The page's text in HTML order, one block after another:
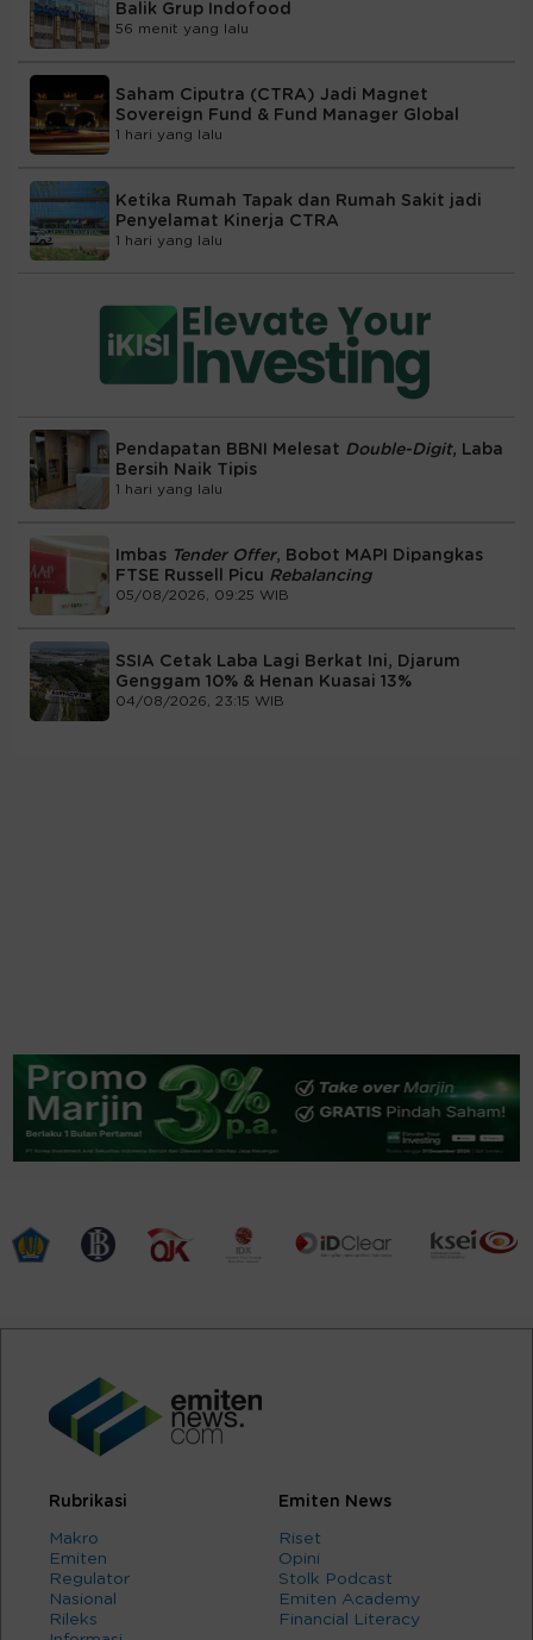
Balik Grup Indofood
56 menit yang lalu
Saham Ciputra (CTRA) Jadi Magnet
Sovereign Fund & Fund Manager Global
1 hari yang lalu
Ketika Rumah Tapak dan Rumah Sakit jadi
Penyelamat Kinerja CTRA
1 hari yang lalu
Pendapatan BBNI Melesat Double-Digit, Laba
Bersih Naik Tipis
1 hari yang lalu
Imbas Tender Offer, Bobot MAPI Dipangkas
FTSE Russell Picu Rebalancing
05/08/2026, 09:25 WIB
SSIA Cetak Laba Lagi Berkat Ini, Djarum
Genggam 10% & Henan Kuasai 13%
04/08/2026, 23:15 WIB
Rubrikasi
Makro
Emiten
Regulator
Nasional
Rileks
Emiten News
Riset
Opini
Stolk Podcast
Emiten Academy
Financial Literacy